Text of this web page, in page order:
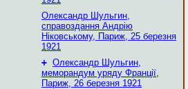
Олександр Шульгин,
справоздання Андрію
Ніковському, Париж, 25 березня
1921
+ Олександр Шульгин,
меморандум уряду Франції,
Париж, 26 березня 1921